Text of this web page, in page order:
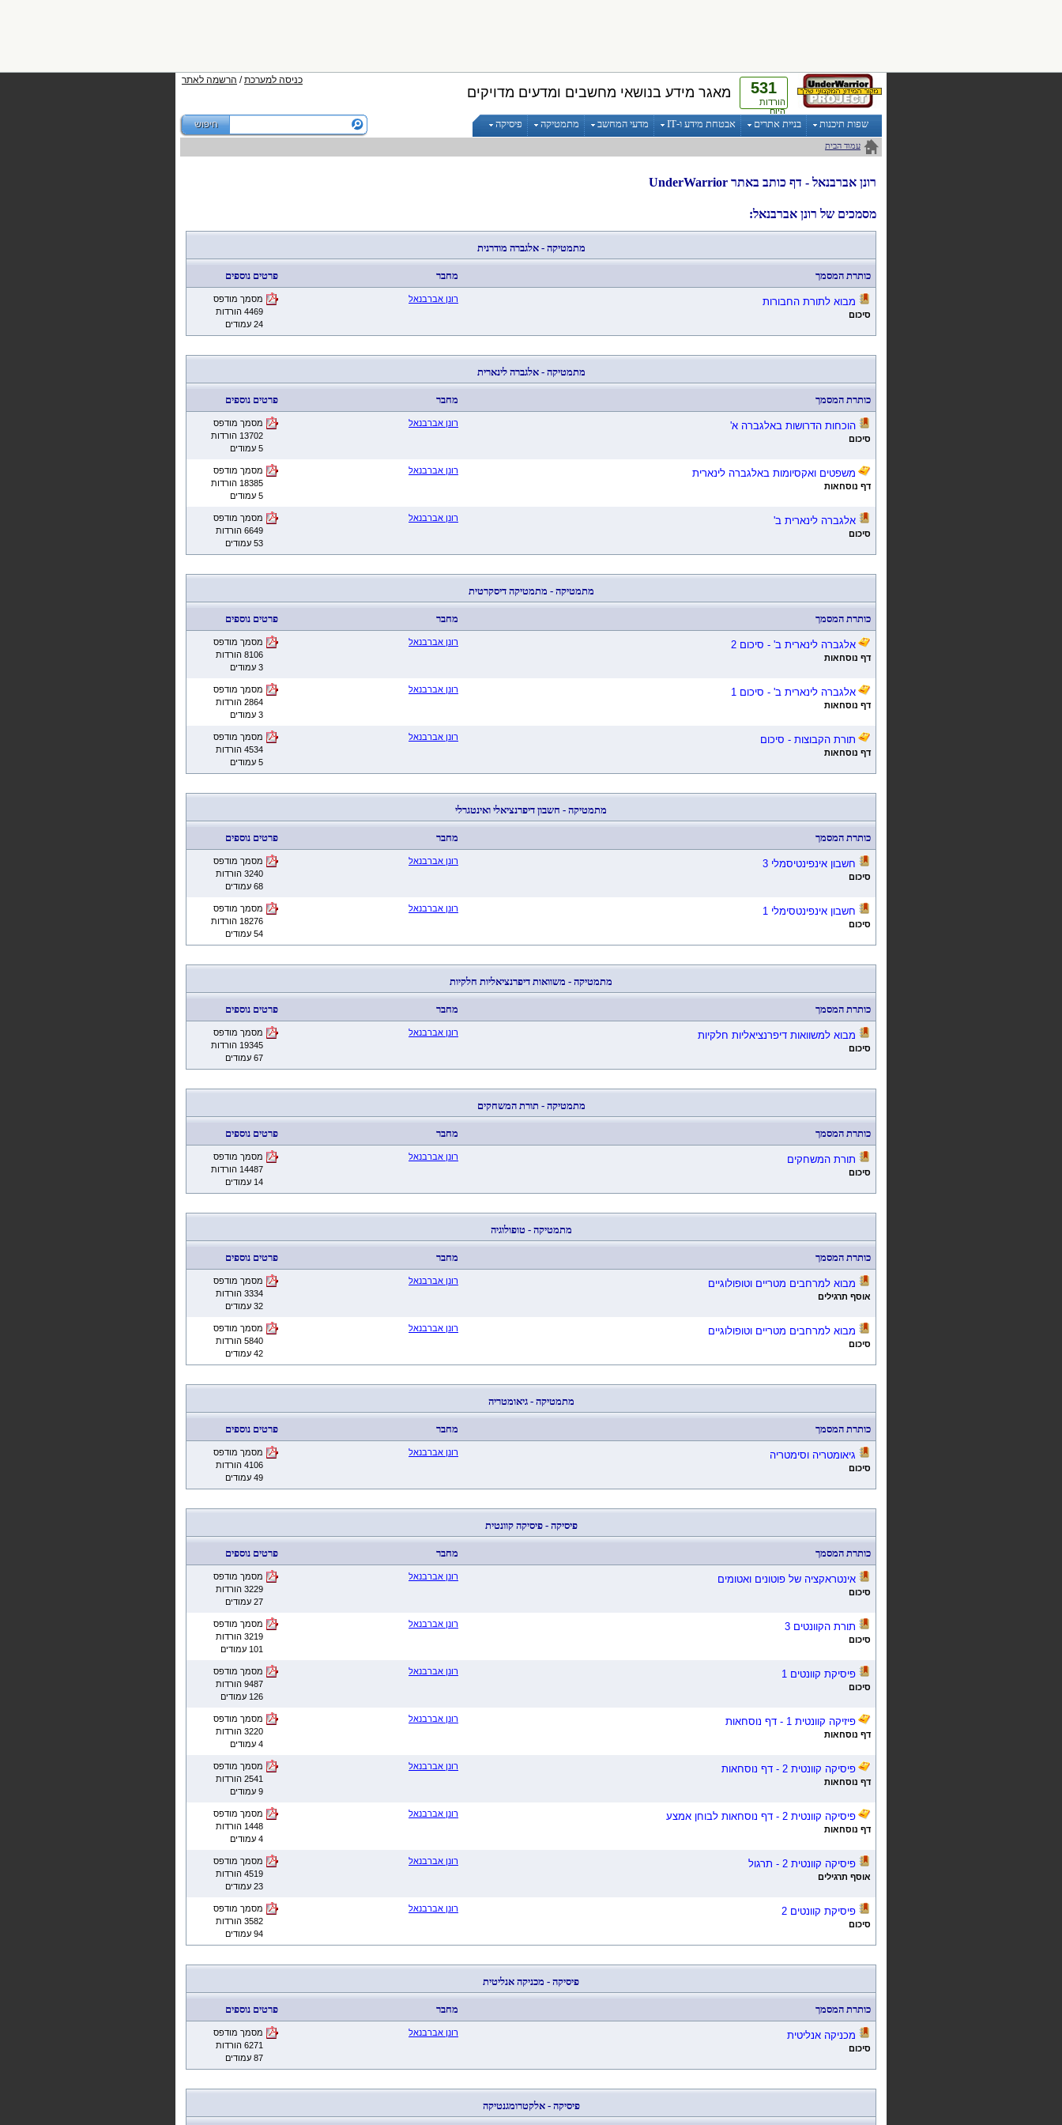
531
הורדות
היום
מאגר מידע בנושאי מחשבים ומדעים מדויקים
כניסה למערכת/ הרשמה לאתר
שפות תיכנות בניית אתרים אבטחת מידע ו-IT מדעי המחשב מתמטיקה פיסיקה
עמוד הבית
רונן אברבנאל - דף כותב באתר UnderWarrior
מסמכים של רונן אברבנאל:
מתמטיקה - אלגברה מודרנית
כותרת המסמך מחבר פרטים נוספים
מבוא לתורת החבורות
סיכום
רונן אברבנאל
מסמך מודפס
4469 הורדות
24 עמודים
מתמטיקה - אלגברה לינארית
כותרת המסמך מחבר פרטים נוספים
הוכחות הדרושות באלגברה א'
סיכום
רונן אברבנאל
מסמך מודפס
13702 הורדות
5 עמודים
משפטים ואקסיומות באלגברה לינארית
דף נוסחאות
רונן אברבנאל
מסמך מודפס
18385 הורדות
5 עמודים
אלגברה לינארית ב'
סיכום
רונן אברבנאל
מסמך מודפס
6649 הורדות
53 עמודים
מתמטיקה - מתמטיקה דיסקרטית
כותרת המסמך מחבר פרטים נוספים
אלגברה לינארית ב' - סיכום 2
דף נוסחאות
רונן אברבנאל
מסמך מודפס
8106 הורדות
3 עמודים
אלגברה לינארית ב' - סיכום 1
דף נוסחאות
רונן אברבנאל
מסמך מודפס
2864 הורדות
3 עמודים
תורת הקבוצות - סיכום
דף נוסחאות
רונן אברבנאל
מסמך מודפס
4534 הורדות
5 עמודים
מתמטיקה - חשבון דיפרנציאלי ואינטגרלי
כותרת המסמך מחבר פרטים נוספים
חשבון אינפינטיסמלי 3
סיכום
רונן אברבנאל
מסמך מודפס
3240 הורדות
68 עמודים
חשבון אינפינטסימלי 1
סיכום
רונן אברבנאל
מסמך מודפס
18276 הורדות
54 עמודים
מתמטיקה - משוואות דיפרנציאליות חלקיות
כותרת המסמך מחבר פרטים נוספים
מבוא למשוואות דיפרנציאליות חלקיות
סיכום
רונן אברבנאל
מסמך מודפס
19345 הורדות
67 עמודים
מתמטיקה - תורת המשחקים
כותרת המסמך מחבר פרטים נוספים
תורת המשחקים
סיכום
רונן אברבנאל
מסמך מודפס
14487 הורדות
14 עמודים
מתמטיקה - טופולוגיה
כותרת המסמך מחבר פרטים נוספים
מבוא למרחבים מטריים וטופולוגיים
אוסף תרגילים
רונן אברבנאל
מסמך מודפס
3334 הורדות
32 עמודים
מבוא למרחבים מטריים וטופולוגיים
סיכום
רונן אברבנאל
מסמך מודפס
5840 הורדות
42 עמודים
מתמטיקה - גיאומטריה
כותרת המסמך מחבר פרטים נוספים
גיאומטריה וסימטריה
סיכום
רונן אברבנאל
מסמך מודפס
4106 הורדות
49 עמודים
פיסיקה - פיסיקה קוונטית
כותרת המסמך מחבר פרטים נוספים
אינטראקציה של פוטונים ואטומים
סיכום
רונן אברבנאל
מסמך מודפס
3229 הורדות
27 עמודים
תורת הקוונטים 3
סיכום
רונן אברבנאל
מסמך מודפס
3219 הורדות
101 עמודים
פיסיקת קוונטים 1
סיכום
רונן אברבנאל
מסמך מודפס
9487 הורדות
126 עמודים
פיזיקה קוונטית 1 - דף נוסחאות
דף נוסחאות
רונן אברבנאל
מסמך מודפס
3220 הורדות
4 עמודים
פיסיקה קוונטית 2 - דף נוסחאות
דף נוסחאות
רונן אברבנאל
מסמך מודפס
2541 הורדות
9 עמודים
פיסיקה קוונטית 2 - דף נוסחאות לבוחן אמצע
דף נוסחאות
רונן אברבנאל
מסמך מודפס
1448 הורדות
4 עמודים
פיסיקה קוונטית 2 - תרגול
אוסף תרגילים
רונן אברבנאל
מסמך מודפס
4519 הורדות
23 עמודים
פיסיקת קוונטים 2
סיכום
רונן אברבנאל
מסמך מודפס
3582 הורדות
94 עמודים
פיסיקה - מכניקה אנליטית
כותרת המסמך מחבר פרטים נוספים
מכניקה אנליטית
סיכום
רונן אברבנאל
מסמך מודפס
6271 הורדות
87 עמודים
פיסיקה - אלקטרומגנטיקה